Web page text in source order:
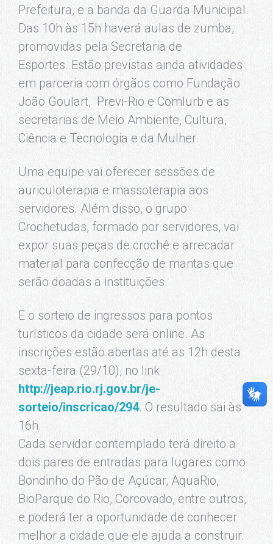
Prefeitura, e a banda da Guarda Municipal.
Das 10h às 15h haverá aulas de zumba,
promovidas pela Secretaria de
Esportes. Estão previstas ainda atividades
em parceria com órgãos como Fundação
João Goulart, Previ-Rio e Comlurb e as
secretarias de Meio Ambiente, Cultura,
Ciência e Tecnologia e da Mulher.
Uma equipe vai oferecer sessões de
auriculoterapia e massoterapia aos
servidores. Além disso, o grupo
Crochetudas, formado por servidores, vai
expor suas peças de crochê e arrecadar
material para confecção de mantas que
serão doadas a instituições.
E o sorteio de ingressos para pontos
turísticos da cidade será online. As
inscrições estão abertas até as 12h desta
sexta-feira (29/10), no link
http://jeap.rio.rj.gov.br/je-
sorteio/inscricao/294. O resultado sai às
16h.
Cada servidor contemplado terá direito a
dois pares de entradas para lugares como
Bondinho do Pão de Açúcar, AquaRio,
BioParque do Rio, Corcovado, entre outros,
e poderá ter a oportunidade de conhecer
melhor a cidade que ele ajuda a construir.